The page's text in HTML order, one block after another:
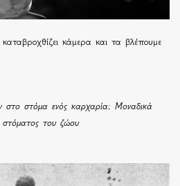
κάμερα και τα βλέπουμε
στόμα ενός καρχαρία; Μοναδικά
του ζώου